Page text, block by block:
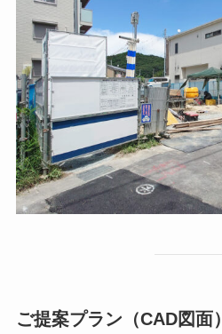
ご提案プラン（CAD図面）